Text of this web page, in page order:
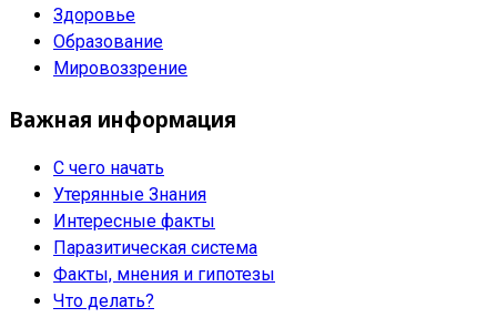
Здоровье
Образование
Мировоззрение
Важная информация
С чего начать
Утерянные Знания
Интересные факты
Паразитическая система
Факты, мнения и гипотезы
Что делать?